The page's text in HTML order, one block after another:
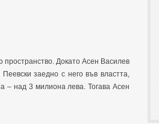
Докато Асен Василев
заедно с него във властта,
– над 3 милиона лева. Тогава Асен